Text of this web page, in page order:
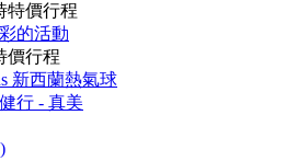
特價行程
的活動
價行程
新西蘭熱氣球
行 - 真美